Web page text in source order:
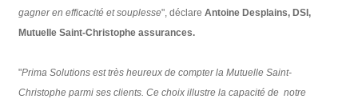
gagner en efficacité et souplesse", déclareAntoine Desplains, DSI,
Mutuelle Saint-Christophe assurances.
"Prima Solutions est très heureux de compter la Mutuelle Saint-
Christophe parmi ses clients. Ce choix illustre la capacité de notre